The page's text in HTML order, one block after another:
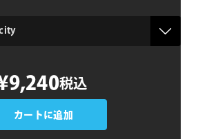
税込
カートに追加